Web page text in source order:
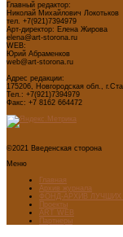
Главный редактор:
Николай Михайлович Локотьков
тел. +7(921)7394979
Арт-директор: Елена Жирова
elena@art-storona.ru
WEB:
Юрий Абраменков
web@art-storona.ru
Адрес редакции:
175206, Новгородская обл.,
Тел.: +7(921)7394979
Факс: +7 8162 664472
©2021 Введенская сторона
Меню
Главная
Архив журнала
ФОНД-АРХИВ
Проекты
ART WEB
Партнеры